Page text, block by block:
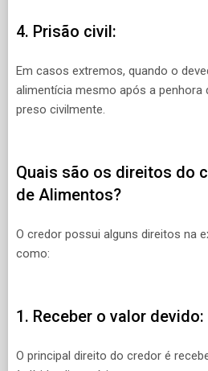
4. Prisão civil:
Em casos extremos, quando o
alimentícia mesmo após a penhora
preso civilmente.
Quais são os direitos do
de Alimentos?
O credor possui alguns direitos na
como:
1. Receber o valor devido:
O principal direito do credor é